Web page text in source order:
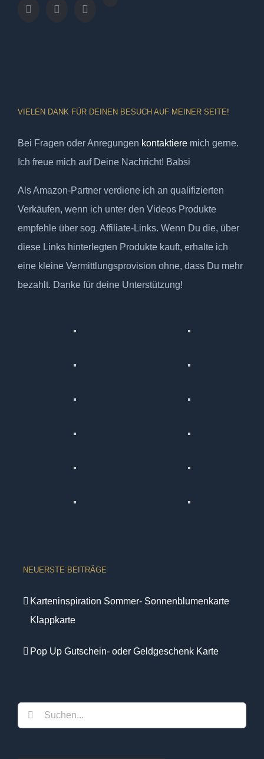
VIELEN DANK FÜR DEINEN BESUCH AUF MEINER SEITE!
Bei Fragen oder Anregungen kontaktiere mich gerne.
Ich freue mich auf Deine Nachricht! Babsi
Als Amazon-Partner verdiene ich an qualifizierten
Verkäufen, wenn ich unter den Videos Produkte
empfehle über sog. Affiliate-Links. Wenn Du die, über
diese Links hinterlegten Produkte kauft, erhalte ich
eine kleine Vermittlungsprovision ohne, dass Du mehr
bezahlt. Danke für deine Unterstützung!
NEUERSTE BEITRÄGE
Karteninspiration Sommer- Sonnenblumenkarte
Klappkarte
Pop Up Gutschein- oder Geldgeschenk Karte
Suche
nach: